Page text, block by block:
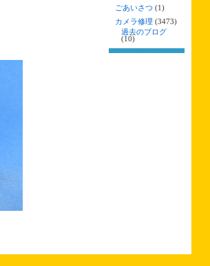
ごあいさつ (1)
カメラ修理 (3473)
過去のブログ
(10)